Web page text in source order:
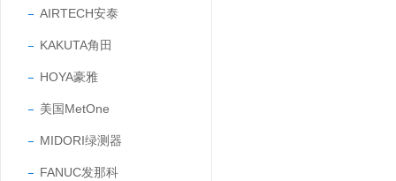
AIRTECH安泰
KAKUTA角田
HOYA豪雅
美国MetOne
MIDORI绿测器
FANUC发那科